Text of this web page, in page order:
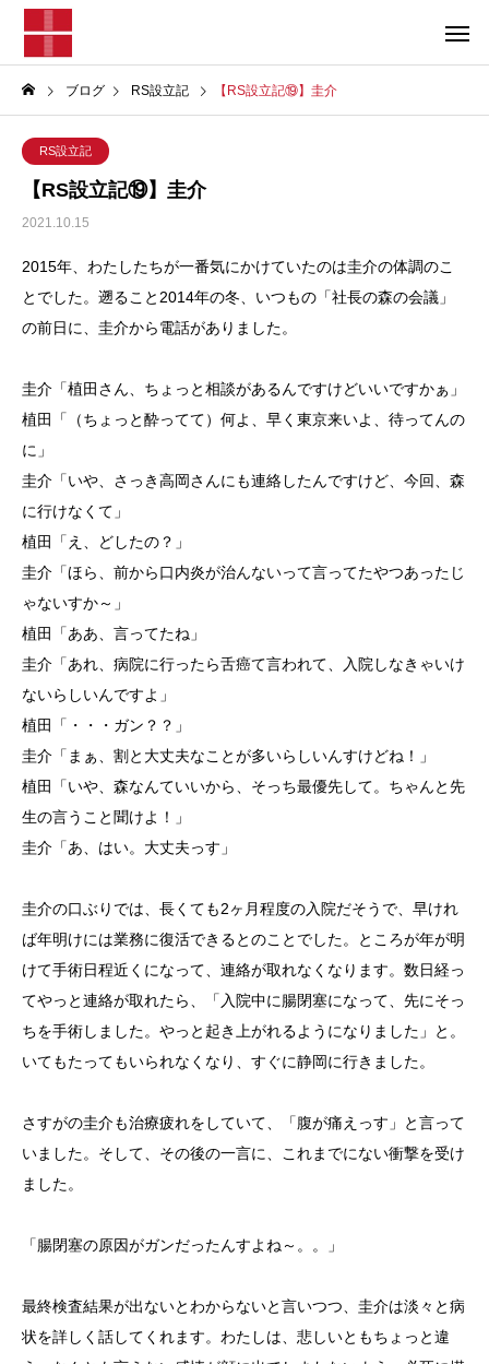
ブログ RS設立記 【RS設立記⑲】圭介
RS設立記
【RS設立記⑲】圭介
2021.10.15
2015年、わたしたちが一番気にかけていたのは圭介の体調のこ
とでした。遡ること2014年の冬、いつもの「社長の森の会議」
の前日に、圭介から電話がありました。
圭介「植田さん、ちょっと相談があるんですけどいいですかぁ」
植田「（ちょっと酔ってて）何よ、早く東京来いよ、待ってんの
に」
圭介「いや、さっき高岡さんにも連絡したんですけど、今回、森
に行けなくて」
植田「え、どしたの？」
圭介「ほら、前から口内炎が治んないって言ってたやつあったじ
ゃないすか～」
植田「ああ、言ってたね」
圭介「あれ、病院に行ったら舌癌て言われて、入院しなきゃいけ
ないらしいんですよ」
植田「・・・ガン？？」
圭介「まぁ、割と大丈夫なことが多いらしいんすけどね！」
植田「いや、森なんていいから、そっち最優先して。ちゃんと先
生の言うこと聞けよ！」
圭介「あ、はい。大丈夫っす」
圭介の口ぶりでは、長くても2ヶ月程度の入院だそうで、早けれ
ば年明けには業務に復活できるとのことでした。ところが年が明
けて手術日程近くになって、連絡が取れなくなります。数日経っ
てやっと連絡が取れたら、「入院中に腸閉塞になって、先にそっ
ちを手術しました。やっと起き上がれるようになりました」と。
いてもたってもいられなくなり、すぐに静岡に行きました。
さすがの圭介も治療疲れをしていて、「腹が痛えっす」と言って
いました。そして、その後の一言に、これまでにない衝撃を受け
ました。
「腸閉塞の原因がガンだったんすよね～。。」
最終検査結果が出ないとわからないと言いつつ、圭介は淡々と病
状を詳しく話してくれます。わたしは、悲しいともちょっと違